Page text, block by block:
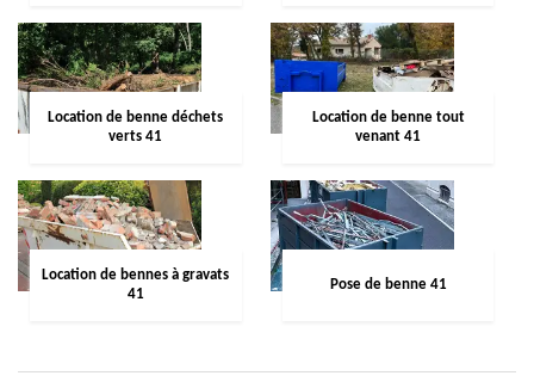
Location de benne déchets
verts 41
Location de benne tout
venant 41
Location de bennes à gravats
41
Pose de benne 41